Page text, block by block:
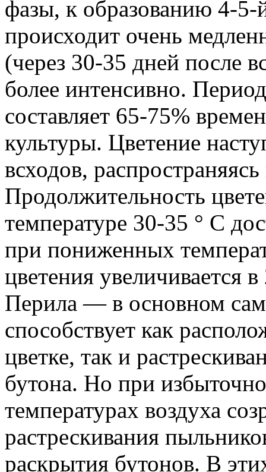
фазы, к образованию 4-5-
происходит очень
(через 30-35 дней после
более интенсивно.
составляет 65-75%
культуры. Цветение
всходов,
Продолжительность
температуре 30-35 ° С
при пониженных
цветения увеличивается
Перила — в основном
способствует как
цветке, так и
бутона. Но при
температурах воздуха
растрескивания
раскрытия бутонов. В